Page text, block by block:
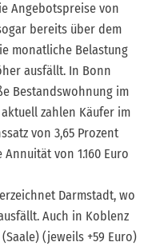
Angebotspreise von
bereits über dem
monatliche Belastung
ausfällt. In Bonn
Bestandswohnung im
zahlen Käufer im
von 3,65 Prozent
von 1.160 Euro
Darmstadt, wo
Auch in Koblenz
(jeweils +59 Euro)